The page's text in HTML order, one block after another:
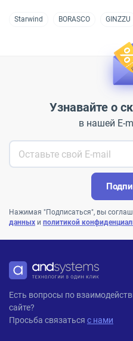
Starwind BORASCO GINZZU
Узнавайте о
в нашей E-
Нажимая "Подписаться", вы
данных и политикой
ANDPRO
Есть вопросы по
сайте?
Просьба связаться с нами